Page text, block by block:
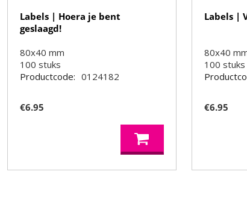
Labels | Hoera je bent
geslaagd!
80x40 mm
100stuks
Productcode: 0124182
€6.95
Labels |
80x40
100stuks
€6.95